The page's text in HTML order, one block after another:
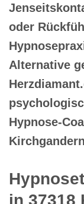
oder
Alternative
Hypnose-
Kirchgandern
in 37318